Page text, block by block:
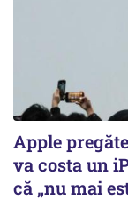
Apple
va costa un
că „nu mai